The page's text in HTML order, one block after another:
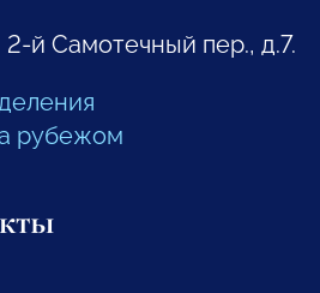
2-й Самотечный пер., д.7.
рубежом